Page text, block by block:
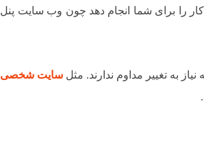
کار را برای شما انجام دهد چون وب سایت پنل
به تغییر مداوم ندارند. مثل سایت شخصی